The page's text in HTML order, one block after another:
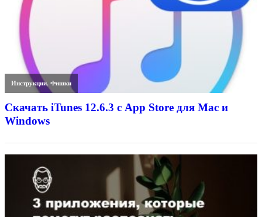
Инструкции,Фишки
Скачать iTunes 12.6.3 с App Store для Mac и
Windows